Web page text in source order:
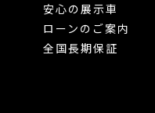
安心の展示車
ローンのご案内
全国長期保証